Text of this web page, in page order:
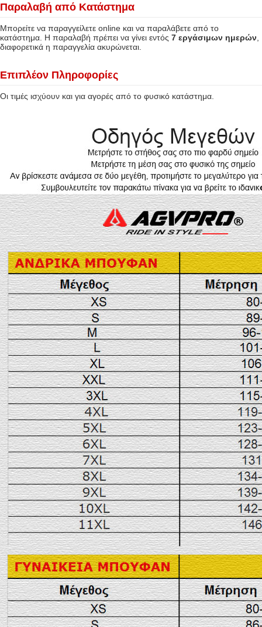
Παραλαβή από Κατάστημα
Μπορείτε να παραγγείλετε online και να παραλάβετε από το
κατάστημα. Η παραλαβή πρέπει να γίνει εντός 7 εργάσιμων ημερών
διαφορετικά η παραγγελία ακυρώνεται.
Επιπλέον Πληροφορίες
Οι τιμές ισχύουν και για αγορές από το φυσικό κατάστημα.